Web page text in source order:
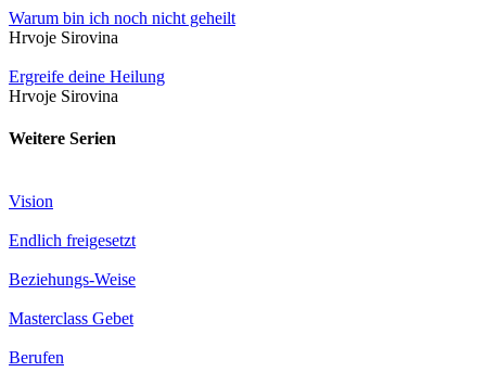
Warum bin ich noch nicht geheilt
Hrvoje Sirovina
Ergreife deine Heilung
Hrvoje Sirovina
Weitere Serien
Vision
Endlich freigesetzt
Beziehungs-Weise
Masterclass Gebet
Berufen